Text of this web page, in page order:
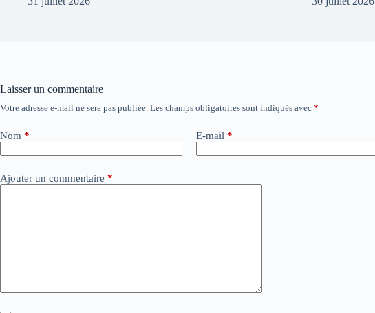
Laisser un commentaire
Votre adresse e-mail ne sera pas publiée. Les champs obligatoires sont indiqués avec *
Nom * E-mail *
Ajouter un commentaire *
A
t
e
r
a